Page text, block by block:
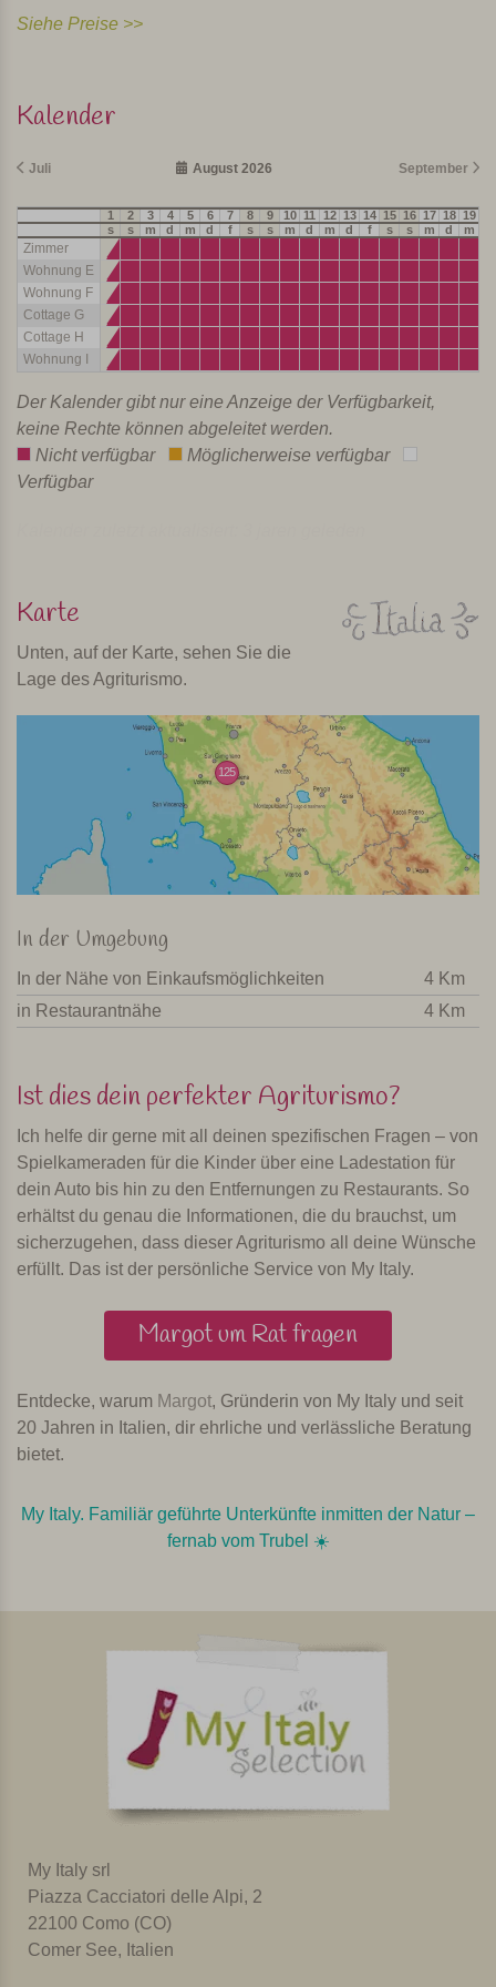
Siehe Preise >>
Kalender
Juli August 2026 September
1 2 3 4 5 6 7 8 9 10 11 12 13 14 15 16 17 18 19
s
s m d m d f s s m d m d f s s m d m
Zimmer
Wohnung E
Wohnung F
Cottage G
Cottage H
Wohnung I
Der Kalender gibt nur eine Anzeige der Verfügbarkeit,
keine Rechte können abgeleitet werden.
Nicht verfügbar
Möglicherweise verfügbar
Verfügbar
Karte
Unten, auf der Karte, sehen Sie die
Lage des Agriturismo.
125
In der Umgebung
In der Nähe von Einkaufsmöglichkeiten
4 Km
in Restaurantnähe
4 Km
Ist dies dein perfekter Agriturismo?
Ich helfe dir gerne mit all deinen spezifischen Fragen – von
Spielkameraden für die Kinder über eine Ladestation für
dein Auto bis hin zu den Entfernungen zu Restaurants. So
erhältst du genau die Informationen, die du brauchst, um
sicherzugehen, dass dieser Agriturismo all deine Wünsche
erfüllt. Das ist der persönliche Service von My Italy.
Margot um Rat fragen
Entdecke, warum Margot, Gründerin von My Italy und seit
20 Jahren in Italien, dir ehrliche und verlässliche Beratung
bietet.
My Italy. Familiär geführte Unterkünfte inmitten der Natur –
fernab vom Trubel ☀️️️
My Italy srl
Piazza Cacciatori delle Alpi, 2
22100 Como (CO)
Comer See, Italien